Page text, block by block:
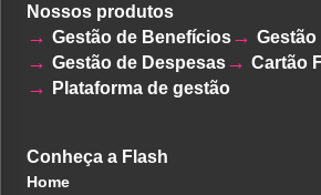
Nossos produtos
Gestão de Benefícios
Gestão de Despesas
Cartão
Plataforma de gestão
Conheça a Flash
Home